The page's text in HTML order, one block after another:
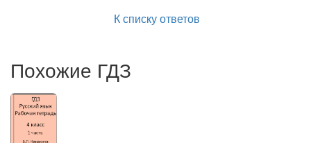
К списку ответов
Похожие ГДЗ